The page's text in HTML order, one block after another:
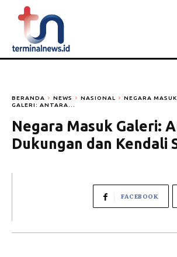
BERANDA NEWS NASIONAL
NEGARA MASUK
GALERI: ANTARA...
Negara Masuk Galeri:
Dukungan dan Kendali
FACEBOOK